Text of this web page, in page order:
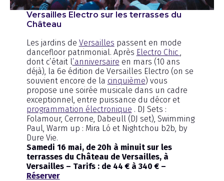
Versailles Electro sur les terrasses du
Château
Les jardins de Versailles passent en mode
dancefloor patrimonial. Après Electro Chic ,
dont c’était l’anniversaire en mars (10 ans
déjà), la 6e édition de Versailles Electro (on se
souvient encore de la cinquième) vous
propose une soirée musicale dans un cadre
exceptionnel, entre puissance du décor et
programmation électronique . DJ Sets :
Folamour, Cerrone, Dabeull (DJ set), Swimming
Paul, Warm up : Mira Ló et Nightchou b2b, by
Dure Vie.
Samedi 16 mai, de 20h à minuit sur les
terrasses du Château de Versailles, à
Versailles – Tarifs : de 44 € à 340 € –
Réserver